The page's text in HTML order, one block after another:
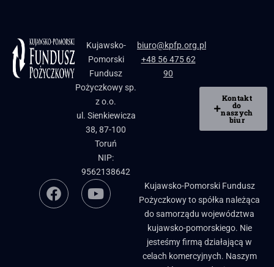
Kujawsko-
Pomorski
Fundusz
Pożyczkowy sp.
z o.o.
ul. Sienkiewicza
38, 87-100
Toruń
NIP:
9562138642
biuro@kpfp.org.pl
+48 56 475 62
90
Kontakt
do
naszych
biur
Kujawsko-Pomorski Fundusz
Pożyczkowy to spółka należąca
do samorządu województwa
kujawsko-pomorskiego. Nie
jesteśmy firmą działającą w
celach komercyjnych. Naszym